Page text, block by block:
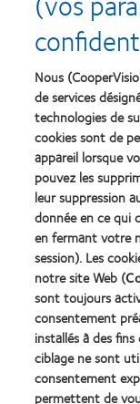
Learn
more
about
Récompense
Silmo
d’Or
du
meilleur
produit
pour
MyDay™
(2013)
Learn
more
about
2012
&
2010
Best
Companies
for
Leaders
(2012)
Learn
more
about
ODMA
2011
(2011)
Nous
de services
technologies de
cookies sont de
appareil lorsque
pouvez les
leur suppression
donnée en ce qui
en fermant votre
session). Les
notre site Web (
sont toujours
consentement
installés à des
ciblage ne sont
consentement
permettent de